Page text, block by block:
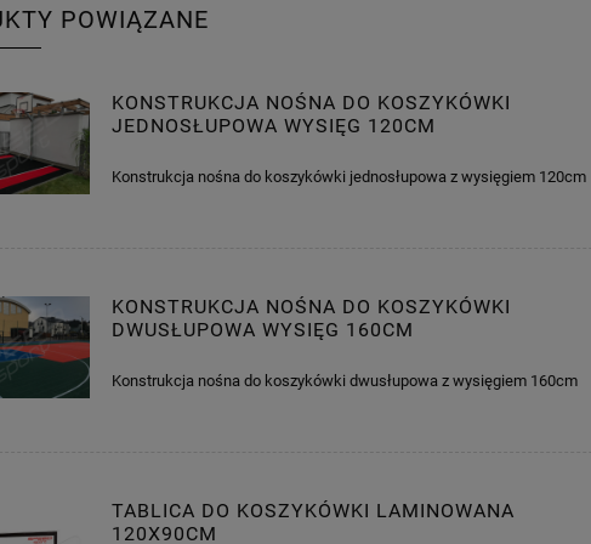
POWIĄZANE
KONSTRUKCJA NOŚNA DO KOSZYKÓWKI
JEDNOSŁUPOWA WYSIĘG 120CM
Konstrukcja nośna do koszykówki jednosłupowa z wysięgiem 120cm
KONSTRUKCJA NOŚNA DO KOSZYKÓWKI
DWUSŁUPOWA WYSIĘG 160CM
Konstrukcja nośna do koszykówki dwusłupowa z wysięgiem 160cm
TABLICA DO KOSZYKÓWKI LAMINOWANA
120X90CM